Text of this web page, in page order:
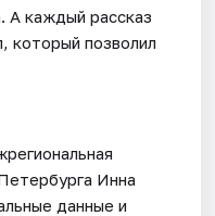
А каждый рассказ
который позволил
Инна
данные и